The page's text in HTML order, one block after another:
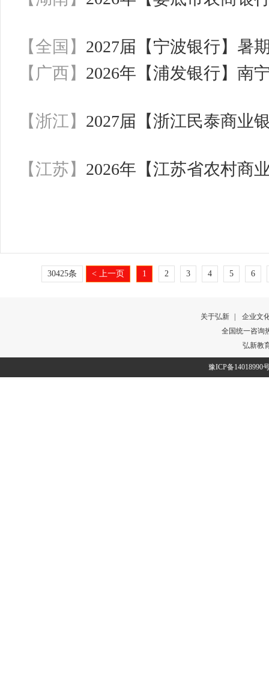
【全国】 2027届【宁波银行】暑
【广西】 2026年【浦发银行】南
【浙江】 2027届【浙江民泰商业
【江苏】 2026年【江苏省农村商
30425条 < 上一页 1 2 3 4 5 6
关于弘新
企业文
全国统一咨询
弘新教
豫ICP备14018990